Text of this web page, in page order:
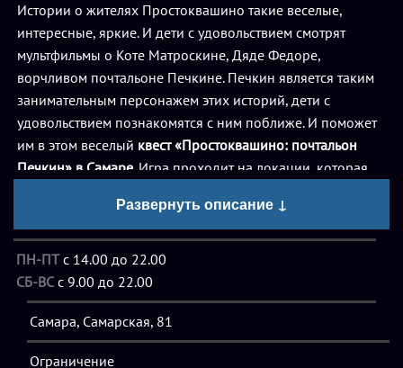
Истории о жителях Простоквашино такие веселые,
интересные, яркие. И дети с удовольствием смотрят
мультфильмы о Коте Матроскине, Дяде Федоре,
ворчливом почтальоне Печкине. Печкин является таким
занимательным персонажем этих историй, дети с
удовольствием познакомятся с ним поближе. И поможет
им в этом веселый квест «Простоквашино: почтальон
Печкин» в Самаре . Игра проходит на локации, которая
легко проникнуться атмосферой и настроением этой
деревни и ее жителей.
Казалось бы, жизнь почтальона скучная и однообразная.
Но это в обычной деревне, а в Простоквашино с
Печкиным происходят самые невероятные истории. И во
теперь потерялись все посылки, которые он должен был
Развернуть описание ↓
ПН-ПТс 14.00 до 22.00
СБ-ВС с 9.00 до 22.00
Самара, Самарская, 81
Ограничение